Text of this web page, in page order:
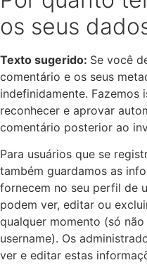
os seus
Texto sugerido: Se você
comentário e os seus
indefinidamente. Fazemos
reconhecer e aprovar
comentário posterior ao
Para usuários que se
também guardamos as
fornecem no seu perfil de
podem ver, editar ou
qualquer momento (só
username). Os
ver e editar estas